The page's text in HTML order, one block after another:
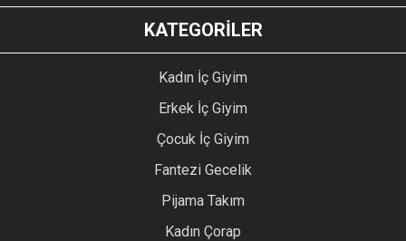
KATEGORİLER
Kadın İç Giyim
Erkek İç Giyim
Çocuk İç Giyim
Fantezi Gecelik
Pijama Takım
Kadın Çorap